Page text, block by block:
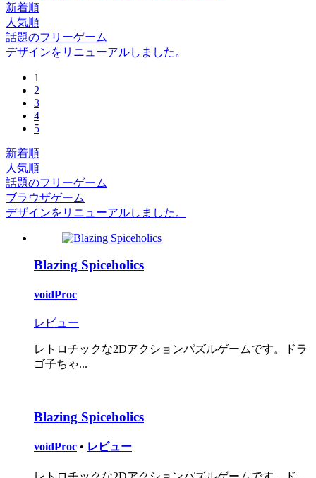
新着順
人気順
話題のフリーゲーム
デザインをリニューアルしました。
1
2
3
4
5
新着順
人気順
話題のフリーゲーム
ブラウザゲーム
デザインをリニューアルしました。
Blazing Spiceholics
voidProc
レビュー
レトロチックな2Dアクションパズルゲームです。ドラ
ゴ子ちゃ...
Blazing Spiceholics
voidProc • レビュー